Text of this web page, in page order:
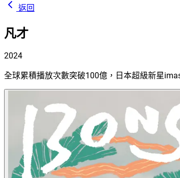
返回
凡才
2024
全球累積播放次數突破100億，日本超級新星